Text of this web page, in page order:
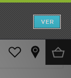
VER
36-38.5)
a pesquisa